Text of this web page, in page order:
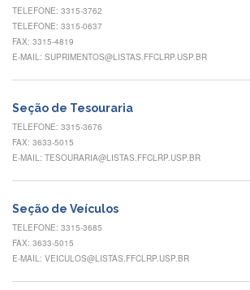
INCLUSÃO
Apresentação
Regimento
Portarias
e
Eventos
de
Inclusão
Pertencimento
TELEFONE: 3315-3762
TELEFONE: 3315-0637
FAX: 3315-4819
E-MAIL: SUPRIMENTOS@LISTAS.FFCLRP.USP.BR
Seção de Tesouraria
TELEFONE: 3315-3676
FAX: 3633-5015
E-MAIL: TESOURARIA@LISTAS.FFCLRP.USP.BR
Seção de Veículos
TELEFONE: 3315-3685
FAX: 3633-5015
E-MAIL: VEICULOS@LISTAS.FFCLRP.USP.BR